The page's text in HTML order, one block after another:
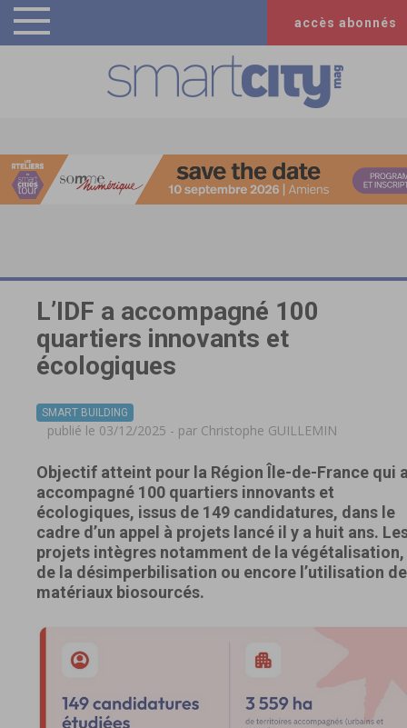
accès abonnés
L’IDF a accompagné 100
quartiers innovants et
écologiques
SMART BUILDING
publié le 03/12/2025 - par Christophe GUILLEMIN
Objectif atteint pour la Région Île-de-France qui
accompagné 100 quartiers innovants et
écologiques, issus de 149 candidatures, dans le
cadre d’un appel à projets lancé il y a huit ans.
projets intègres notamment de la végétalisation,
de la désimperbilisation ou encore l’utilisation de
matériaux biosourcés.